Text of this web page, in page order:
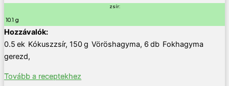
zsír:
10.1 g
0.5 ek Kókuszzsír, 150g Vöröshagyma, 6 db Fokhagyma
gerezd,
Tovább a receptekhez